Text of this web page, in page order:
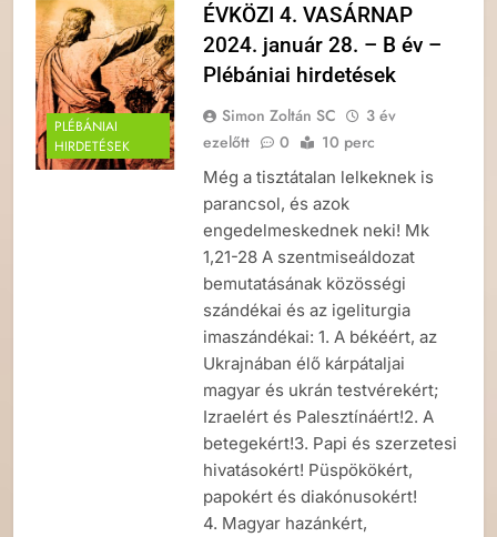
PLÉBÁNIAI
HIRDETÉSEK
ÉVKÖZI 4. VASÁRNAP
2024. január 28. – B év –
Plébániai hirdetések
Simon Zoltán SC
3 év
ezelőtt
0 10 perc
Még a tisztátalan lelkeknek is
parancsol, és azok
engedelmeskednek neki! Mk
1,21-28 A szentmiseáldozat
bemutatásának közösségi
szándékai és az igeliturgia
imaszándékai: 1. A békéért, az
Ukrajnában élő kárpátaljai
magyar és ukrán testvérekért;
Izraelért és Palesztínáért!2. A
betegekért!3. Papi és szerzetesi
hivatásokért! Püspökökért,
papokért és diakónusokért!
4. Magyar hazánkért,